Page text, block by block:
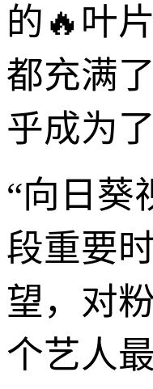
的🔥叶
都充满
乎成为
“向日葵
段重要
望，对
个艺人